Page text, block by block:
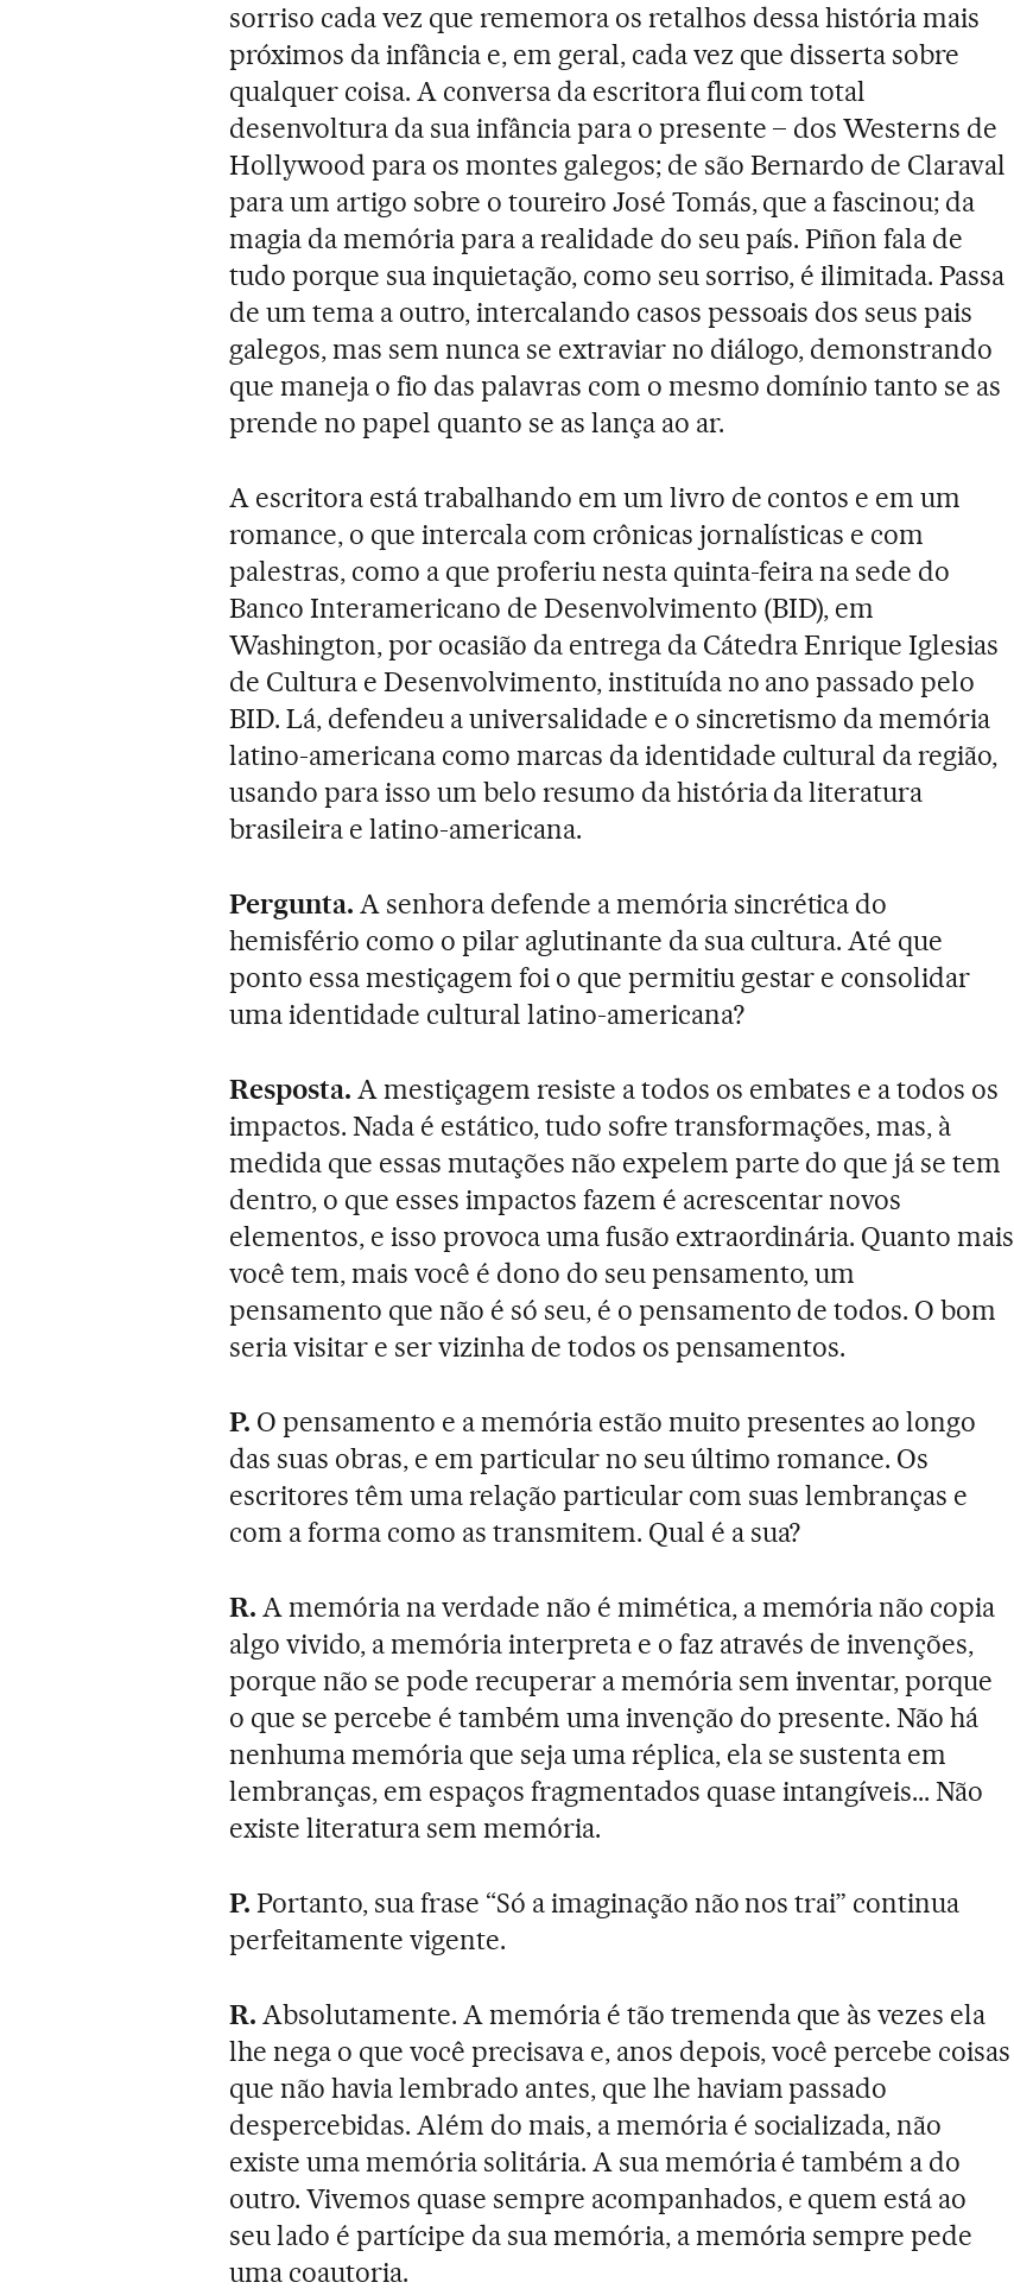
sorriso cada vez que rememora os retalhos dessa história mais
próximos da infância e, em geral, cada vez que disserta sobre
qualquer coisa. A conversa da escritora flui com total
desenvoltura da sua infância para o presente – dos Westerns de
Hollywood para os montes galegos; de são Bernardo de Claraval
para um artigo sobre o toureiro José Tomás, que a fascinou; da
magia da memória para a realidade do seu país. Piñon fala de
tudo porque sua inquietação, como seu sorriso, é ilimitada. Passa
de um tema a outro, intercalando casos pessoais dos seus pais
galegos, mas sem nunca se extraviar no diálogo, demonstrando
que maneja o fio das palavras com o mesmo domínio tanto se as
prende no papel quanto se as lança ao ar.
A escritora está trabalhando em um livro de contos e em um
romance, o que intercala com crônicas jornalísticas e com
palestras, como a que proferiu nesta quinta-feira na sede do
Banco Interamericano de Desenvolvimento (BID), em
Washington, por ocasião da entrega da Cátedra Enrique Iglesias
de Cultura e Desenvolvimento, instituída no ano passado pelo
BID. Lá, defendeu a universalidade e o sincretismo da memória
latino-americana como marcas da identidade cultural da região,
usando para isso um belo resumo da história da literatura
brasileira e latino-americana.
Pergunta. A senhora defende a memória sincrética do
hemisfério como o pilar aglutinante da sua cultura. Até que
ponto essa mestiçagem foi o que permitiu gestar e consolidar
uma identidade cultural latino-americana?
Resposta. A mestiçagem resiste a todos os embates e a todos os
impactos. Nada é estático, tudo sofre transformações, mas, à
medida que essas mutações não expelem parte do que já se tem
dentro, o que esses impactos fazem é acrescentar novos
elementos, e isso provoca uma fusão extraordinária. Quanto mais
você tem, mais você é dono do seu pensamento, um
pensamento que não é só seu, é o pensamento de todos. O bom
seria visitar e ser vizinha de todos os pensamentos.
P. O pensamento e a memória estão muito presentes ao longo
das suas obras, e em particular no seu último romance. Os
escritores têm uma relação particular com suas lembranças e
com a forma como as transmitem. Qual é a sua?
R. A memória na verdade não é mimética, a memória não copia
algo vivido, a memória interpreta e o faz através de invenções,
porque não se pode recuperar a memória sem inventar, porque
o que se percebe é também uma invenção do presente. Não há
nenhuma memória que seja uma réplica, ela se sustenta em
lembranças, em espaços fragmentados quase intangíveis... Não
existe literatura sem memória.
P. Portanto, sua frase “Só a imaginação não nos trai” continua
perfeitamente vigente.
R. Absolutamente. A memória é tão tremenda que às vezes ela
lhe nega o que você precisava e, anos depois, você percebe coisas
que não havia lembrado antes, que lhe haviam passado
despercebidas. Além do mais, a memória é socializada, não
existe uma memória solitária. A sua memória é também a do
outro. Vivemos quase sempre acompanhados, e quem está ao
seu lado é partícipe da sua memória, a memória sempre pede
uma coautoria.